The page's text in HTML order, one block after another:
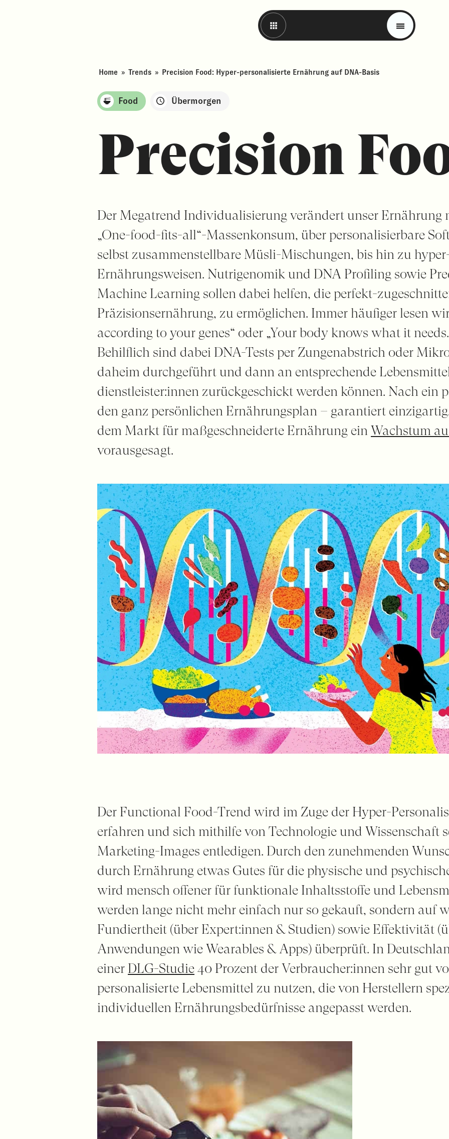
Magazin
Home » Trends » Precision Food: Hyper-personalisierte Ernährung auf DNA-Basis
Food Übermorgen
Precision
Der Megatrend Individualisierung verändert unser Ernährung
„One-food-fits-all“-Massenkonsum, über personalisierbare
selbst zusammenstellbare Müsli-Mischungen, bis hin zu
Ernährungsweisen. Nutrigenomik und DNA Profiling sowie
Machine Learning sollen dabei helfen, die perfekt-
Präzisionsernährung, zu ermöglichen. Immer häufiger lesen
according to your genes“ oder „Your body knows what it
Behilflich sind dabei DNA-Tests per Zungenabstrich oder
daheim durchgeführt und dann an entsprechende
dienstleister:innen zurückgeschickt werden können. Nach ein
den ganz persönlichen Ernährungsplan – garantiert
dem Markt für maßgeschneiderte Ernährung ein Wachstum
vorausgesagt.
Der Functional Food-Trend wird im Zuge der Hyper-
erfahren und sich mithilfe von Technologie und Wissenschaft
Marketing-Images entledigen. Durch den zunehmenden
durch Ernährung etwas Gutes für die physische und
wird mensch offener für funktionale Inhaltsstoffe und
werden lange nicht mehr einfach nur so gekauft, sondern auf
Fundiertheit (über Expert:innen & Studien) sowie Effektivität
Anwendungen wie Wearables & Apps) überprüft. In
einer DLG-Studie40 Prozent der Verbraucher:innen sehr gut
personalisierte Lebensmittel zu nutzen, die von Herstellern
individuellen Ernährungsbedürfnisse angepasst werden.